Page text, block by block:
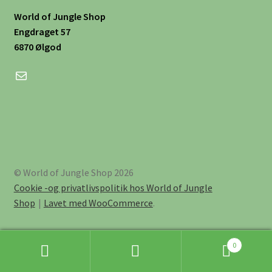
World of Jungle Shop
Engdraget 57
6870 Ølgod
Mail
© World of Jungle Shop 2026
Cookie -og privatlivspolitik hos World of Jungle
Shop
Lavet med WooCommerce.
0